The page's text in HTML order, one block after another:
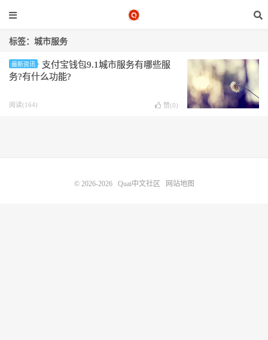
标签：城市服务
最新资讯
支付宝钱包9.1城市服务有哪些服
务?有什么功能?
阅读(164) 赞(0)
© 2026-2026 Quai中文社区 网站地图